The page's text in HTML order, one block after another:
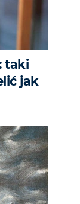
taki
jak